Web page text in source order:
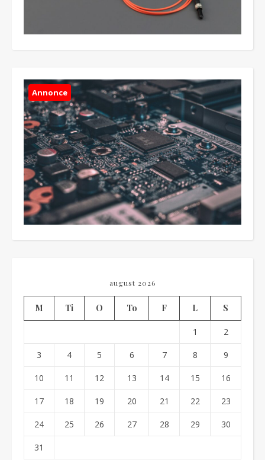
Annonce
august 2026
M Ti O To F L S
1 2
3 4 5 6 7 8 9
10 11 12 13 14 15 16
17 18 19 20 21 22 23
24 25 26 27 28 29 30
31